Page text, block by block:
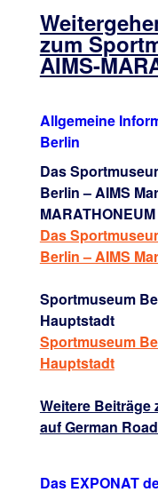
zum
AIMS-
Allgemeine
Berlin
Das
Berlin – AIMS
MARATHONEUM
Das
Berlin – AIMS
Sportmuseum
Hauptstadt
Sportmuseum
Hauptstadt
Weitere Beiträge
auf German
Das EXPONAT